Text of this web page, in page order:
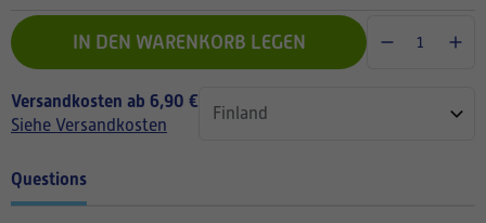
IN DEN WARENKORB LEGEN
Versandkosten ab 6,90 €
Siehe Versandkosten
Questions